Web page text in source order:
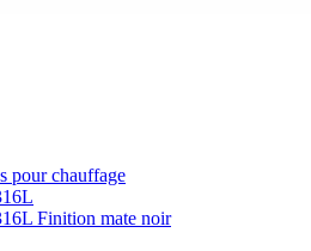
pour chauffage
Finition mate noir